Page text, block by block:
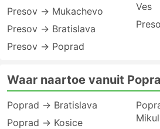
Presov → Mukachevo
Presov → Bratislava
Presov → Poprad
Ves
Waar naartoe vanuit
Poprad → Bratislava
Poprad → Kosice